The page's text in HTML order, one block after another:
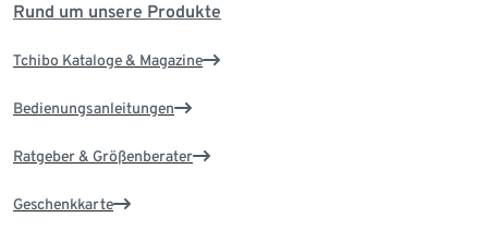
Rund um unsere Produkte
Tchibo Kataloge & Magazine
Bedienungsanleitungen
Ratgeber & Größenberater
Geschenkkarte